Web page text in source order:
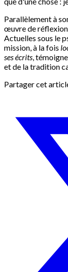
Parallèlement à
œuvre de réflexion
Actuelles sous le
mission, à la fois
ses écrits,
et de la tradition
Partager cet